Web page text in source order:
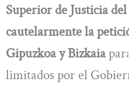
Superior de Justicia
cautelarmente la
Gipuzkoa y Bizkaia
limitados por el